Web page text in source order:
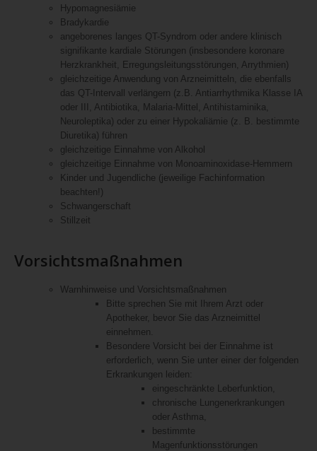
Hypomagnesiämie
Bradykardie
angeborenes langes QT-Syndrom oder andere klinisch
signifikante kardiale Störungen (insbesondere koronare
Herzkrankheit, Erregungsleitungsstörungen, Arrythmien)
gleichzeitige Anwendung von Arzneimitteln, die ebenfalls
das QT-Intervall verlängern (z.B. Antiarrhythmika Klasse IA
oder III, Antibiotika, Malaria-Mittel, Antihistaminika,
Neuroleptika) oder zu einer Hypokaliämie (z. B. bestimmte
Diuretika) führen
gleichzeitige Einnahme von Alkohol
gleichzeitige Einnahme von Monoaminoxidase-Hemmern
Kinder und Jugendliche (jeweilige Fachinformation
beachten!)
Schwangerschaft
Stillzeit
Vorsichtsmaßnahmen
Warnhinweise und Vorsichtsmaßnahmen
Bitte sprechen Sie mit Ihrem Arzt oder
Apotheker, bevor Sie das Arzneimittel
einnehmen.
Besondere Vorsicht bei der Einnahme ist
erforderlich, wenn Sie unter einer der folgenden
Erkrankungen leiden:
eingeschränkte Leberfunktion,
chronische Lungenerkrankungen
oder Asthma,
bestimmte
Magenfunktionsstörungen